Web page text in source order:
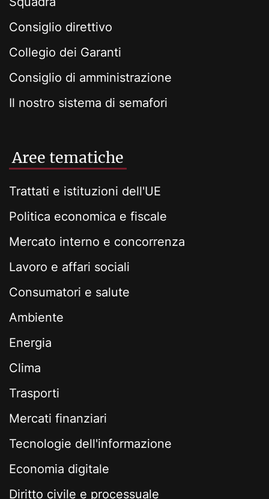
Consiglio direttivo
Collegio dei Garanti
Consiglio di amministrazione
Il nostro sistema di semafori
Aree tematiche
Trattati e istituzioni dell'UE
Politica economica e fiscale
Mercato interno e concorrenza
Lavoro e affari sociali
Consumatori e salute
Ambiente
Energia
Clima
Trasporti
Mercati finanziari
Tecnologie dell'informazione
Economia digitale
Diritto civile e processuale